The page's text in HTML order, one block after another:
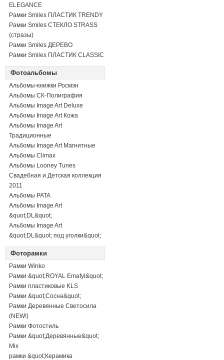
ELEGANCE
Рамки Smiles ПЛАСТИК TRENDY
Рамки Smiles СТЕКЛО STRASS
(стразы)
Рамки Smiles ДЕРЕВО
Рамки Smiles ПЛАСТИК CLASSIC
Фотоальбомы
Альбомы-книжки Росмэн
Альбомы СК-Полиграфия
Альбомы Image Art Deluxe
Альбомы Image Art Кожа
Альбомы Image Art
Традиционные
Альбомы Image Art Магнитные
Альбомы Climax
Альбомы Looney Tunes
Свадебная и Детская коллекция
2011
Альбомы PATA
Альбомы Image Art
&quot;DL&quot;
Альбомы Image Art
&quot;DL&quot; под уголки&quot;
Фоторамки
Рамки Winko
Рамки &quot;ROYAL Emafyl&quot;
Рамки пластиковые KLS
Рамки &quot;Сосна&quot;
Рамки Деревянные Светосила
(NEW!)
Рамки Фотостиль
Рамки &quot;Деревянные&quot;
Mix
рамки &quot;Керамика